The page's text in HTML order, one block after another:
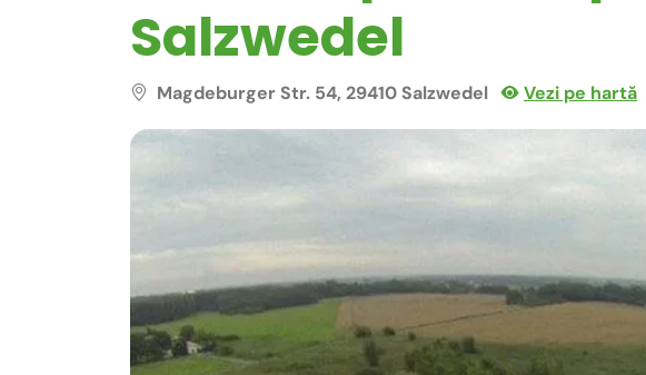
Salzwedel
Magdeburger Str. 54, 29410 Salzwedel Vezi pe hartă